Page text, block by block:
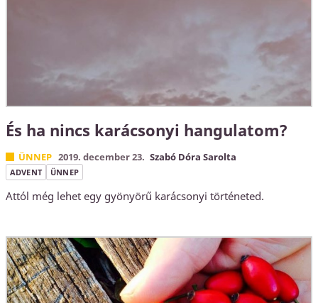
És ha nincs karácsonyi hangulatom?
ÜNNEP 2019. december 23. Szabó Dóra Sarolta
ADVENT ÜNNEP
Attól még lehet egy gyönyörű karácsonyi történeted.